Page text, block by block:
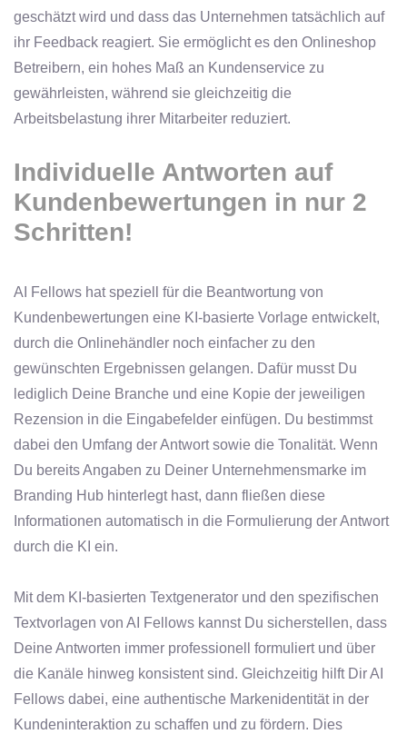
geschätzt wird und dass das Unternehmen tatsächlich auf
ihr Feedback reagiert. Sie ermöglicht es den Onlineshop
Betreibern, ein hohes Maß an Kundenservice zu
gewährleisten, während sie gleichzeitig die
Arbeitsbelastung ihrer Mitarbeiter reduziert.
Individuelle Antworten auf
Kundenbewertungen in nur 2
Schritten!
AI Fellows hat speziell für die Beantwortung von
Kundenbewertungen eine KI-basierte Vorlage entwickelt,
durch die Onlinehändler noch einfacher zu den
gewünschten Ergebnissen gelangen. Dafür musst Du
lediglich Deine Branche und eine Kopie der jeweiligen
Rezension in die Eingabefelder einfügen. Du bestimmst
dabei den Umfang der Antwort sowie die Tonalität. Wenn
Du bereits Angaben zu Deiner Unternehmensmarke im
Branding Hub hinterlegt hast, dann fließen diese
Informationen automatisch in die Formulierung der Antwort
durch die KI ein.
Mit dem KI-basierten Textgenerator und den spezifischen
Textvorlagen von AI Fellows kannst Du sicherstellen, dass
Deine Antworten immer professionell formuliert und über
die Kanäle hinweg konsistent sind. Gleichzeitig hilft Dir AI
Fellows dabei, eine authentische Markenidentität in der
Kundeninteraktion zu schaffen und zu fördern. Dies